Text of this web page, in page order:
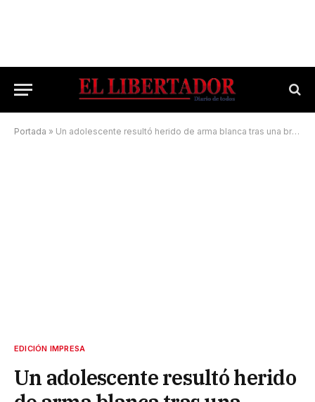
Portada » Un adolescente resultó herido de arma blanca tras una brutal pelea
EDICIÓN IMPRESA
Un adolescente resultó herido